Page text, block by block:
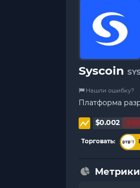
Syscoin
Нашли ошибку?
Платформа
$0.002 -
Торговать: